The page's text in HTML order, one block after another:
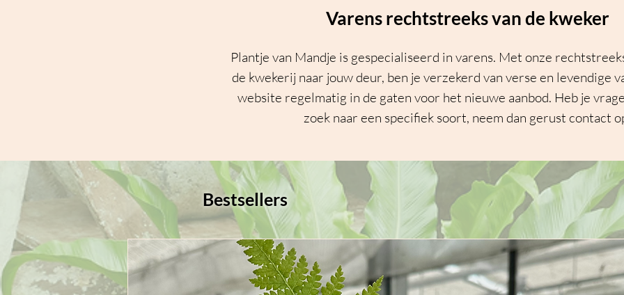
Varens rechtstreeks van de kweker
Plantje van Mandje is gespecialiseerd in varens. Met onze
de kwekerij naar jouw deur, ben je verzekerd van verse en levendige
website regelmatig in de gaten voor het nieuwe aanbod. Heb je
zoek naar een specifiek soort, neem dan gerust contact
Bestsellers